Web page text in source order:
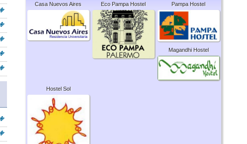
Casa Nuevos Aires Eco Pampa Hostel Pampa Hostel
Magandhi Hostel
Hostel Sol